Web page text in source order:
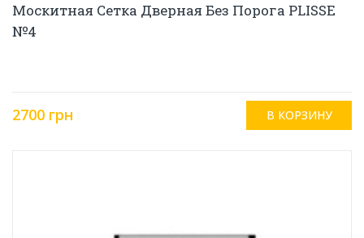
Москитная Сетка Дверная Без Порога PLISSE
№4
2700 грн